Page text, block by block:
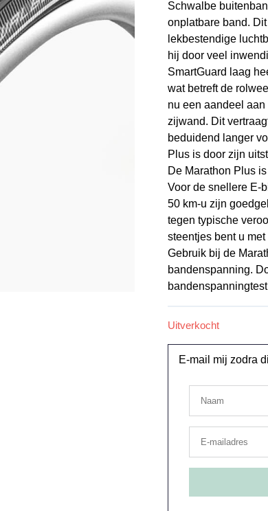
Schwalbe
onplatbare band.
lekbestendige
hij door veel
SmartGuard laag
wat betreft de
nu een aandeel aan
zijwand. Dit
beduidend langer
Plus is door zijn
De Marathon Plus
Voor de snellere E-
50 km-u zijn
tegen typische
steentjes bent u
Gebruik bij de
bandenspanning.
Uitverkocht
E-mail mij zodra